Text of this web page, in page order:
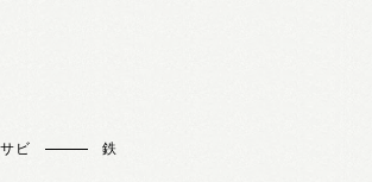
ビ 鉄